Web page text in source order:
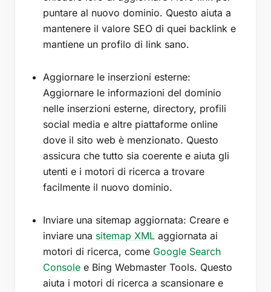
puntare al nuovo dominio. Questo aiuta a
mantenere il valore SEO di quei backlink e
mantiene un profilo di link sano.
Aggiornare le inserzioni esterne:
Aggiornare le informazioni del dominio
nelle inserzioni esterne, directory, profili
social media e altre piattaforme online
dove il sito web è menzionato. Questo
assicura che tutto sia coerente e aiuta gli
utenti e i motori di ricerca a trovare
facilmente il nuovo dominio.
Inviare una sitemap aggiornata: Creare e
inviare una sitemap XML aggiornata ai
motori di ricerca, come Google Search
Console e Bing Webmaster Tools. Questo
aiuta i motori di ricerca a scansionare e